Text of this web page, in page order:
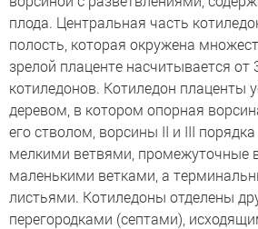
плода. Центральная часть
полость, которая окружена
зрелой плаценте насчитывается от
котиледонов. Котиледон плаценты
деревом, в котором опорная
его стволом, ворсины II и III
мелкими ветвями, промежуточные
маленькими ветками, а
листьями. Котиледоны отделены
перегородками (септами),